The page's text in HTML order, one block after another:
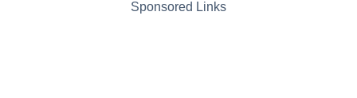
Sponsored Links